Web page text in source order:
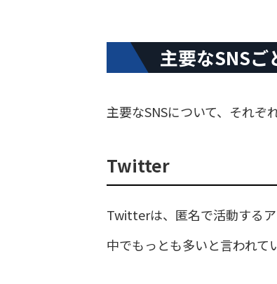
主要なSNSご
主要なSNSについて、それぞ
Twitter
Twitterは、匿名で活動する
中でもっとも多いと言われて